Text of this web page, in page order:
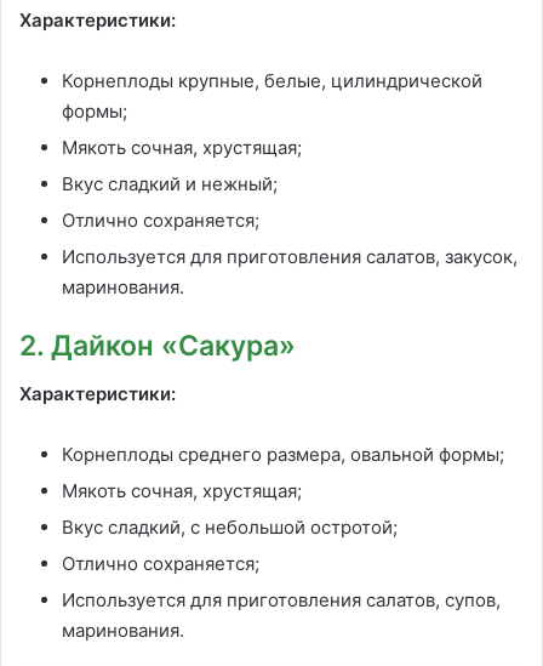
Характеристики:
Корнеплоды крупные, белые, цилиндрической
формы;
Мякоть сочная, хрустящая;
Вкус сладкий и нежный;
Отлично сохраняется;
Используется для приготовления салатов, закусок,
маринования.
2. Дайкон «Сакура»
Характеристики:
Корнеплоды среднего размера, овальной формы;
Мякоть сочная, хрустящая;
Вкус сладкий, с небольшой остротой;
Отлично сохраняется;
Используется для приготовления салатов, супов,
маринования.